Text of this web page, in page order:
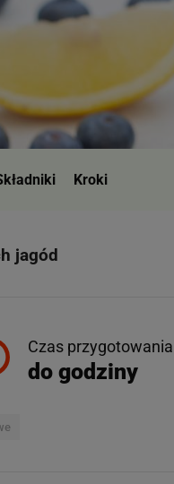
Kroki
jagód
Czas przygotowania
do godziny